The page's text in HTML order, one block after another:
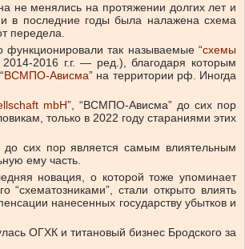
не менялись на протяжении долгих лет и
в последние годы была налажена схема
передела.
функционировали так называемые “схемы
2016 г.г. — ред.), благодаря которым
ВСМПО-Ависма” на территории рф. Иногда
mbH”, “ВСМПО-Ависма” до сих пор
только в 2022 году стараниями этих
сих пор является самым влиятельным
ему часть.
новация, о которой тоже упоминает
стали открыто влиять
нанесенных государству убытков и
ОГХК и титановый бизнес Бродского за